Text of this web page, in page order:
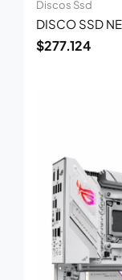
Discos Ssd
DISCO SSD
$277.124